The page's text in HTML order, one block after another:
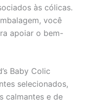
às cólicas.
você
apoiar o bem-
Baby Colic
selecionados,
calmantes e de